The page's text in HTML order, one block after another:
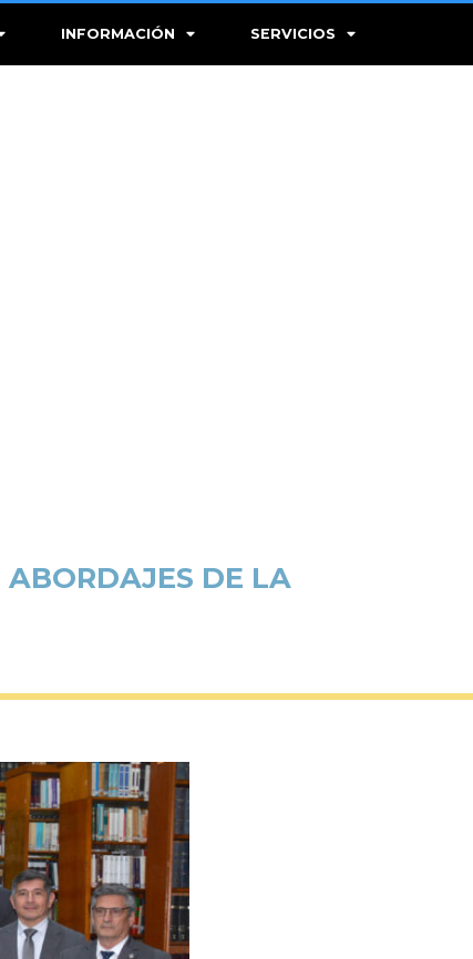
INFORMACIÓN SERVICIOS
ABORDAJES DE LA